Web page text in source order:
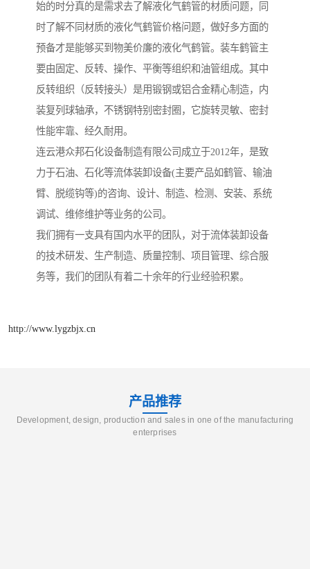
始的时分真的是需求去了解液化气鹤管的材质问题，同
时了解不同材质的液化气鹤管价格问题，做好多方面的
预备才是能够买到物美价廉的液化气鹤管。装车鹤管主
要由固定、反转、操作、平衡等组织和油管组成。其中
反转组织（反转接头）是用锻钢或铝合金精心制造，内
装复列球轴承，不锈钢特别密封圈，它旋转灵敏、密封
性能牢靠、经久耐用。
连云港众邦石化设备制造有限公司成立于2012年，是致
力于石油、石化等流体装卸设备(主要产品如鹤管、输油
臂、脱缆钩等)的咨询、设计、制造、检测、安装、系统
调试、维修维护等业务的公司。
我们拥有一支具有国内水平的团队，对于流体装卸设备
的技术研发、生产制造、质量控制、项目管理、综合服
务等，我们的团队有着二十余年的行业经验积累。
http://www.lygzbjx.cn
产品推荐
Development, design, production and sales in one of the manufacturing
enterprises